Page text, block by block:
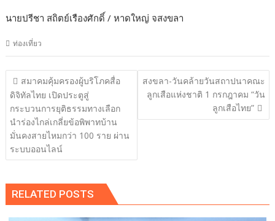
นายปรีชา สถิตย์เรืองศักดิ์ / หาดใหญ่ จสงขลา
ท่องเที่ยว
แนะแนว
เรื่อง
สมาคมคุ้มครองผู้บริโภคสื่อ
ดิจิทัลไทย เปิดประตูสู่
กระบวนการยุติธรรมทางเลือก
นำร่องไกล่เกลี่ยข้อพิพาทบ้าน
มั่นคงสายไหมกว่า 100 ราย ผ่าน
ระบบออนไลน์
สงขลา-วันคล้ายวันสถาปนาคณะ
ลูกเสือแห่งชาติ 1 กรกฎาคม “วัน
ลูกเสือไทย”
RELATED POSTS